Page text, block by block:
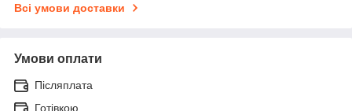
Всі умови доставки
Умови оплати
Післяплата
Готівкою